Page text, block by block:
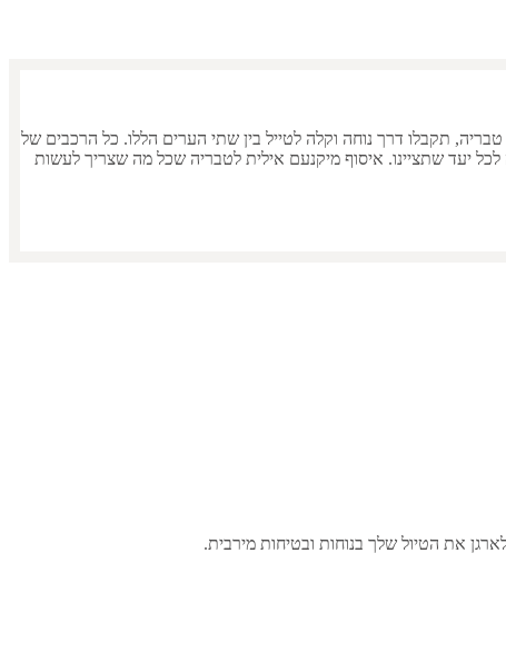
טבריה, תקבלו דרך נוחה וקלה לטייל בין שתי הערים הללו. כל הרכבים של
יקנעם אילית לטבריה שכל מה שצריך לעשות